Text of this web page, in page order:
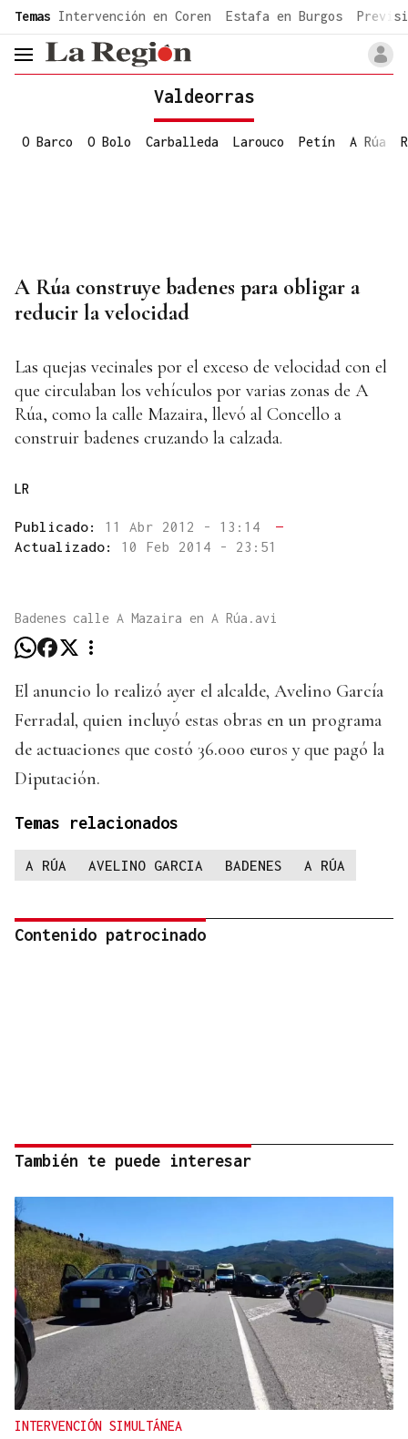
common.go-to-content
Temas Intervención en Coren Estafa en Burgos
header.menu.open
Valdeorras
O Barco O Bolo Carballeda Larouco Petín A Rúa
A Rúa construye badenes para obligar a
reducir la velocidad
Las quejas vecinales por el exceso de velocidad con el
que circulaban los vehículos por varias zonas de A
Rúa, como la calle Mazaira, llevó al Concello a
construir badenes cruzando la calzada.
LR
Publicado: 11 Abr 2012 - 13:14
—
Actualizado: 10 Feb 2014 - 23:51
Badenes calle A Mazaira en A Rúa.avi
El anuncio lo realizó ayer el alcalde, Avelino García
Ferradal, quien incluyó estas obras en un programa
de actuaciones que costó 36.000 euros y que pagó la
Diputación.
Temas relacionados
A RÚA AVELINO GARCIA BADENES A RÚA
Contenido patrocinado
También te puede interesar
INTERVENCIÓN SIMULTÁNEA